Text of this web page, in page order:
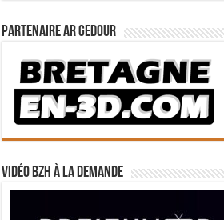
Partenaire Ar Gedour
Vidéo BZH à la demande